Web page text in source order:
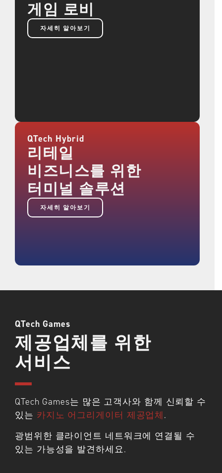
게임 로비
자세히 알아보기
QTech Hybrid
리테일
비즈니스를 위한
터미널 솔루션
자세히 알아보기
QTech Games
제공업체를 위한
서비스
QTech Games는 많은 고객사와 함께 신뢰할 수
있는 카지노 어그리게이터 제공업체.
광범위한 클라이언트 네트워크에 연결될 수
있는 가능성을 발견하세요.